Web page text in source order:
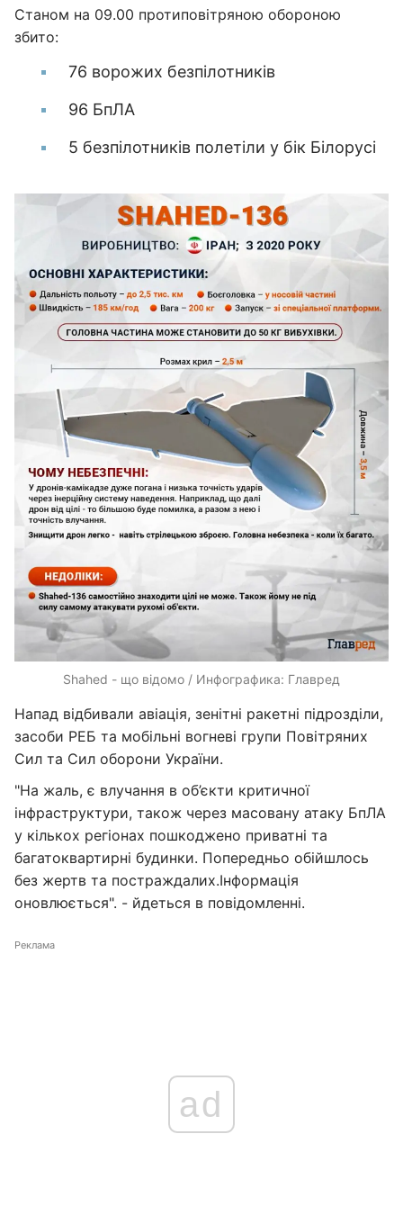
Станом на 09.00 протиповітряною обороною
збито:
76 ворожих безпілотників
96 БпЛА
5 безпілотників полетіли у бік Білорусі
Shahed - що відомо / Инфографика: Главред
Напад відбивали авіація, зенітні ракетні підрозділи,
засоби РЕБ та мобільні вогневі групи Повітряних
Сил та Сил оборони України.
"На жаль, є влучання в об’єкти критичної
інфраструктури, також через масовану атаку БпЛА
у кількох регіонах пошкоджено приватні та
багатоквартирні будинки. Попередньо обійшлось
без жертв та постраждалих.Інформація
оновлюється". - йдеться в повідомленні.
Реклама
ad